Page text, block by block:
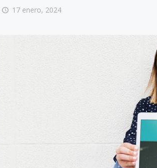
17 enero, 2024